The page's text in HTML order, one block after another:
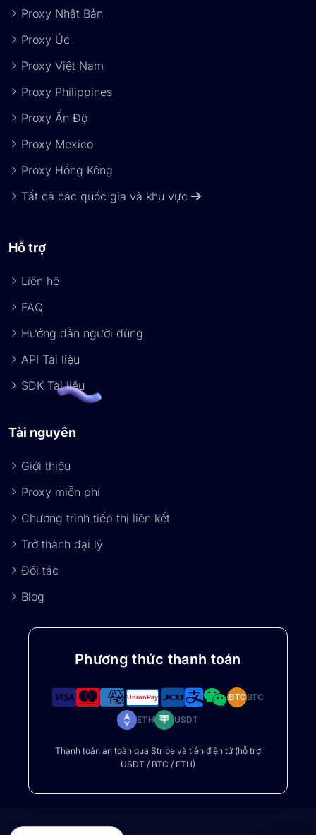
Proxy Nhật Bản
Proxy Úc
Proxy Việt Nam
Proxy Philippines
Proxy Ấn Độ
Proxy Mexico
Proxy Hồng Kông
Tất cả các quốc gia và khu vực
Hỗ trợ
Liên hệ
FAQ
Hướng dẫn người dùng
API Tài liệu
SDK Tài liệu
Tài nguyên
Giới thiệu
Proxy miễn phí
Chương trình tiếp thị liên kết
Trở thành đại lý
Đối tác
Blog
Phương thức thanh toán
BTCBTC
ETH USDT
Thanh toán an toàn qua Stripe và tiền điện tử (hỗ trợ
USDT / BTC / ETH)